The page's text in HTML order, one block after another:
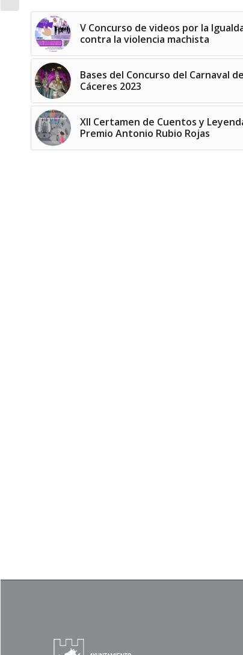
V Concurso de videos por la
contra la violencia machista
Bases del Concurso del Carnaval de
Cáceres 2023
XII Certamen de Cuentos y
Premio Antonio Rubio Rojas